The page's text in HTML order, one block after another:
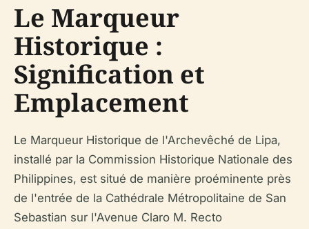
Le Marqueur
Historique :
Signification et
Emplacement
Le Marqueur Historique de l'Archevêché de Lipa,
installé par la Commission Historique Nationale des
Philippines, est situé de manière proéminente près
de l'entrée de la Cathédrale Métropolitaine de San
Sebastian sur l'Avenue Claro M. Recto